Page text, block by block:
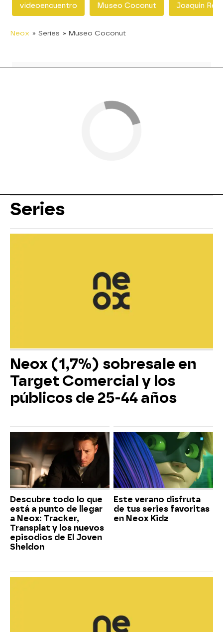
videoencuentro Museo Coconut Joaquín
Neox » Series » Museo Coconut
Series
Neox (1,7%) sobresale en
Target Comercial y los
públicos de 25-44 años
Descubre todo lo que
está a punto de llegar
a Neox: Tracker,
Transplat y los nuevos
episodios de El Joven
Sheldon
Este verano disfruta
de tus series favoritas
en Neox Kidz